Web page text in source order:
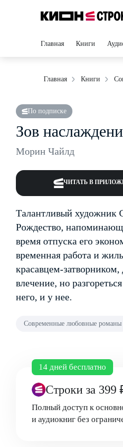
Главная Книги
Главная Книги
По подписке
Зов
Морин Чайлд
ЧИТАТЬ В
Талантливый художник
Рождество,
время отпуска его
временная работа и
красавцем-
влечение, но
него, и у нее.
Современные любовные романы
14 дней бесплатно
Строки за 399
Полный доступ к
и аудиокниг без